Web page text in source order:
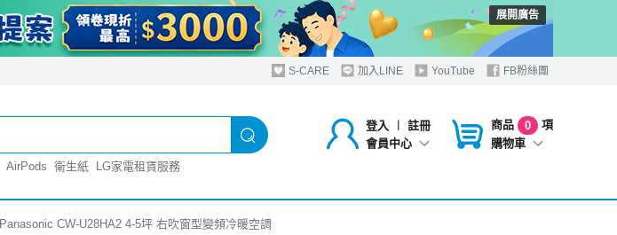
展開廣告
S-CARE 加入LINE YouTube FB粉絲團
登入 ︱
註冊
會員中心
商品 0
項
購物車
AirPods 衛生紙 LG家電租賃服務
Panasonic CW-U28HA2 4-5坪 右吹窗型變頻冷暖空調